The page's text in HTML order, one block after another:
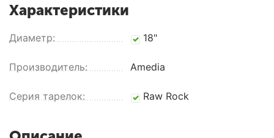
Характеристики
Диаметр: 18"
Производитель: Amedia
Серия тарелок: Raw Rock